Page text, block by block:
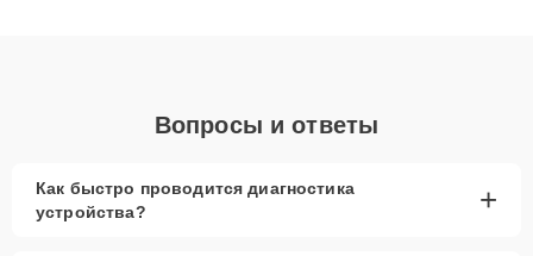
Вопросы и ответы
Как быстро проводится диагностика
устройства?
+